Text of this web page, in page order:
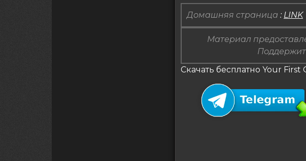
Домашняя страница : LINK
Материал
Скачать бесплатно Your